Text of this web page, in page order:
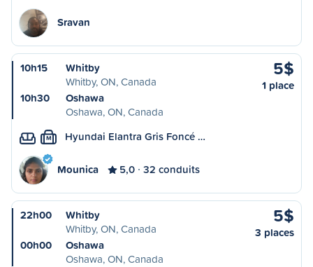
Sravan
10h15
Whitby
Whitby, ON, Canada
10h30
Oshawa
Oshawa, ON, Canada
5$
1 place
M Hyundai Elantra Gris Foncé …
Mounica 5,0 32 conduits
22h00
Whitby
Whitby, ON, Canada
00h00
Oshawa
Oshawa, ON, Canada
5$
3 places